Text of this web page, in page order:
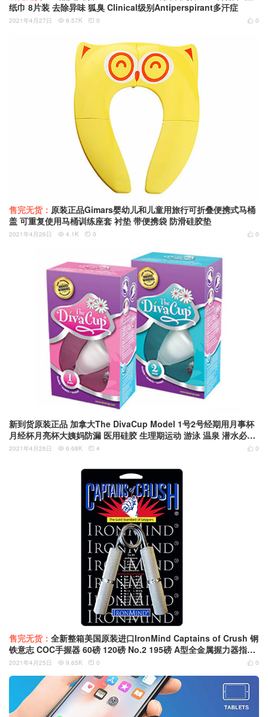
纸巾 8片装 去除异味 狐臭 Clinical级别Antiperspirant多汗症
 0
2021年4月27日  6.57K  0
售完无货： 原装正品Gimars婴幼儿和儿童用旅行可折叠便携式马桶
盖 可重复使用马桶训练座套 衬垫 带便携袋 防滑硅胶垫
 0
2021年4月26日  4.1K  0
新到货原装正品 加拿大The DivaCup Model 1号2号经期用月事杯
月经杯月亮杯大姨妈防漏 医用硅胶 生理期运动 游泳 温泉 潜水必备
神器
 0
2021年4月26日  6.68K  4
售完无货： 全新整箱美国原装进口IronMind Captains of Crush 钢
铁意志 COC手握器 60磅 120磅 No.2 195磅 A型全金属握力器指力
训练臂力康复练习
 0
2021年4月25日  9.65K  0